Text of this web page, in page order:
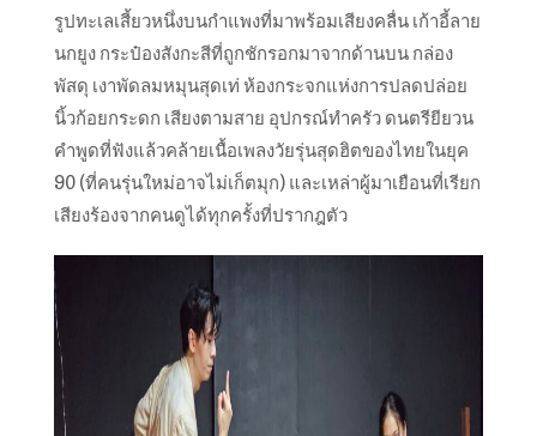
รูปทะเลเสี้ยวหนึ่งบนกำแพงที่มาพร้อมเสียงคลื่น เก้าอี้ลาย
นกยูง กระป๋องสังกะสีที่ถูกชักรอกมาจากด้านบน กล่อง
พัสดุ เงาพัดลมหมุนสุดเท่ ห้องกระจกแห่งการปลดปล่อย
นิ้วก้อยกระดก เสียงตามสาย อุปกรณ์ทำครัว ดนตรียียวน
คำพูดที่ฟังแล้วคล้ายเนื้อเพลงวัยรุ่นสุดฮิตของไทยในยุค
90 (ที่คนรุ่นใหม่อาจไม่เก็ตมุก) และเหล่าผู้มาเยือนที่เรียก
เสียงร้องจากคนดูได้ทุกครั้งที่ปรากฎตัว